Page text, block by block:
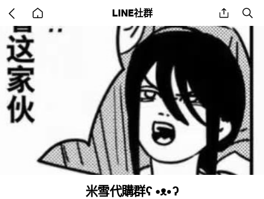
back
to
home
LINE社群 share
米雪代購群ʕ •ᴥ•ʔ